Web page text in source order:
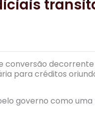
conversão
para créditos
governo como